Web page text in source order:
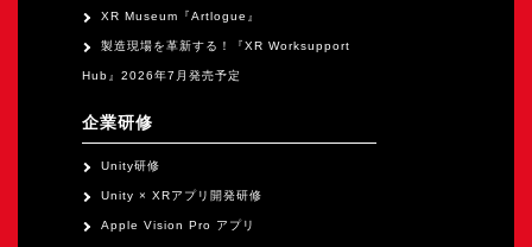
XR Museum『Artlogue』
製造現場を革新する！『XR Worksupport
Hub』2026年7月発売予定
企業研修
Unity研修
Unity × XRアプリ開発研修
Apple Vision Pro アプリ